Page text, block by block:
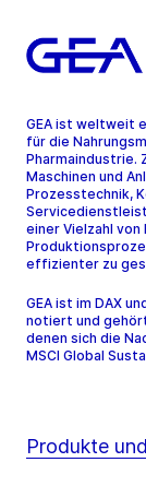
GEA ist weltweit
für die
Pharmaindustrie.
Maschinen und
Prozesstechnik,
einer Vielzahl
effizienter zu
GEA ist im DAX
notiert und
denen sich die
MSCI Global
Produkte